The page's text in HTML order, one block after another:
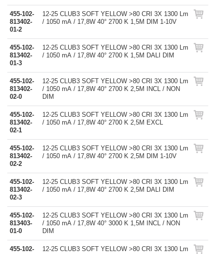
455-102-
813402-
01-2
12-25 CLUB3 SOFT YELLOW >80 CRI 3X 1300 Lm
/ 1050 mA / 17,8W 40° 2700 K 1,5M DIM 1-10V
455-102-
813402-
01-3
12-25 CLUB3 SOFT YELLOW >80 CRI 3X 1300 Lm
/ 1050 mA / 17,8W 40° 2700 K 1,5M DALI DIM
455-102-
813402-
02-0
12-25 CLUB3 SOFT YELLOW >80 CRI 3X 1300 Lm
/ 1050 mA / 17,8W 40° 2700 K 2,5M INCL / NON
DIM
455-102-
813402-
02-1
12-25 CLUB3 SOFT YELLOW >80 CRI 3X 1300 Lm
/ 1050 mA / 17,8W 40° 2700 K 2,5M EXCL
455-102-
813402-
02-2
12-25 CLUB3 SOFT YELLOW >80 CRI 3X 1300 Lm
/ 1050 mA / 17,8W 40° 2700 K 2,5M DIM 1-10V
455-102-
813402-
02-3
12-25 CLUB3 SOFT YELLOW >80 CRI 3X 1300 Lm
/ 1050 mA / 17,8W 40° 2700 K 2,5M DALI DIM
455-102-
813403-
01-0
12-25 CLUB3 SOFT YELLOW >80 CRI 3X 1300 Lm
/ 1050 mA / 17,8W 40° 3000 K 1,5M INCL / NON
DIM
455-102-
12-25 CLUB3 SOFT YELLOW >80 CRI 3X 1300 Lm